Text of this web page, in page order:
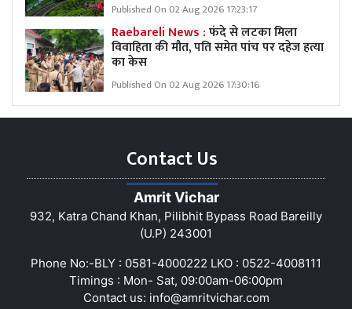
Published On 02 Aug 2026 17:23:17
Raebareli News :फंदे से लटका मिला
विवाहिता की मौत, पति समेत पांच पर दहेज हत्या
का केस
Published On 02 Aug 2026 17:30:16
Contact Us
Amrit Vichar
932, Katra Chand Khan, Pilibhit Bypass Road Bareilly
(U.P) 243001
Phone No:-BLY : 0581-4000222 LKO : 0522-4008111
Timings : Mon- Sat, 09:00am-06:00pm
Contact us: info@amritvichar.com